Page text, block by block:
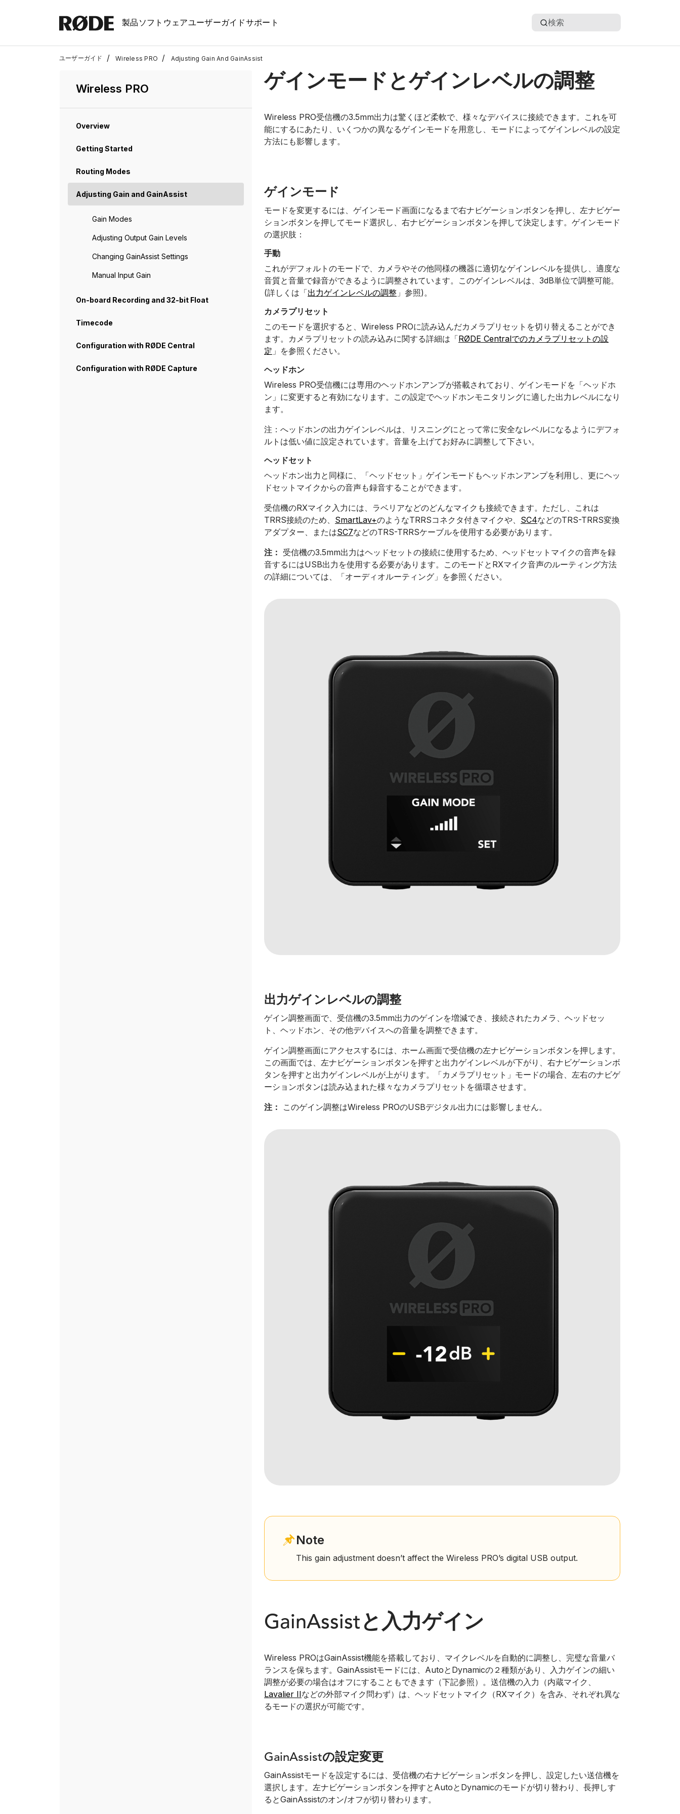
製品 ソフトウェアユーザーガイドサポート 検索
ユーザーガイド / Wireless PRO / Adjusting Gain And GainAssist
Wireless PRO
Overview
Getting Started
Routing Modes
Adjusting Gain and GainAssist
Gain Modes
Adjusting Output Gain Levels
Changing GainAssist Settings
Manual Input Gain
On-board Recording and 32-bit Float
Timecode
Configuration with RØDE Central
Configuration with RØDE Capture
ゲインモードとゲインレベルの調整
Wireless PRO受信機の3.5mm出力は驚くほど柔軟で、様々なデバイスに接続できます。これを可
能にするにあたり、いくつかの異なるゲインモードを用意し、モードによってゲインレベルの設定
方法にも影響します。
ゲインモード
モードを変更するには、ゲインモード画面になるまで右ナビゲーションボタンを押し、左ナビゲー
ションボタンを押してモード選択し、右ナビゲーションボタンを押して決定します。ゲインモード
の選択肢：
手動
これがデフォルトのモードで、カメラやその他同様の機器に適切なゲインレベルを提供し、適度な
音質と音量で録音ができるように調整されています。このゲインレベルは、3dB単位で調整可能。
(詳しくは「出力ゲインレベルの調整 」参照)。
カメラプリセット
このモードを選択すると、Wireless PROに読み込んだカメラプリセットを切り替えることができ
ます。カメラプリセットの読み込みに関する詳細は「RØDE Centralでのカメラプリセットの設
定 」を参照ください。
ヘッドホン
Wireless PRO受信機には専用のヘッドホンアンプが搭載されており、ゲインモードを「ヘッドホ
ン」に変更すると有効になります。この設定でヘッドホンモニタリングに適した出力レベルになり
ます。
注：へッドホンの出力ゲインレベルは、リスニングにとって常に安全なレベルになるようにデフォ
ルトは低い値に設定されています。音量を上げてお好みに調整して下さい。
ヘッドセット
ヘッドホン出力と同様に、「ヘッドセット」ゲインモードもヘッドホンアンプを利用し、更にヘッ
ドセットマイクからの音声も録音することができます。
受信機のRXマイク入力には、ラベリアなどのどんなマイクも接続できます。ただし、これは
TRRS接続のため、 SmartLav+のようなTRRSコネクタ付きマイクや、 SC4などのTRS-TRRS変換
アダプター、またはSC7などのTRS-TRRSケーブルを使用する必要があります。
注： 受信機の3.5mm出力はヘッドセットの接続に使用するため、ヘッドセットマイクの音声を録
音するにはUSB出力を使用する必要があります。このモードとRXマイク音声のルーティング方法
の詳細については、「オーディオルーティング」を参照ください。
出力ゲインレベルの調整
ゲイン調整画面で、受信機の3.5mm出力のゲインを増減でき、接続されたカメラ、ヘッドセッ
ト、ヘッドホン、その他デバイスへの音量を調整できます。
ゲイン調整画面にアクセスするには、ホーム画面で受信機の左ナビゲーションボタンを押します。
この画面では、左ナビゲーションボタンを押すと出力ゲインレベルが下がり、右ナビゲーションボ
タンを押すと出力ゲインレベルが上がります。「カメラプリセット」モードの場合、左右のナビゲ
ーションボタンは読み込まれた様々なカメラプリセットを循環させます。
注：
このゲイン調整はWireless PROのUSBデジタル出力には影響しません。
Note
This gain adjustment doesn’t affect the Wireless PRO’s digital USB output.
GainAssistと入力ゲイン
Wireless PROはGainAssist機能を搭載しており、マイクレベルを自動的に調整し、完璧な音量バ
ランスを保ちます。GainAssistモードには、AutoとDynamicの２種類があり、入力ゲインの細い
調整が必要の場合はオフにすることもできます（下記参照）。送信機の入力（内蔵マイク、
Lavalier IIなどの外部マイク問わず）は、ヘッドセットマイク（RXマイク）を含み、それぞれ異な
るモードの選択が可能です。
GainAssistの設定変更
GainAssistモードを設定するには、受信機の右ナビゲーションボタンを押し、設定したい送信機を
選択します。左ナビゲーションボタンを押すとAutoとDynamicのモードが切り替わり、長押しす
るとGainAssistのオン/オフが切り替わります。